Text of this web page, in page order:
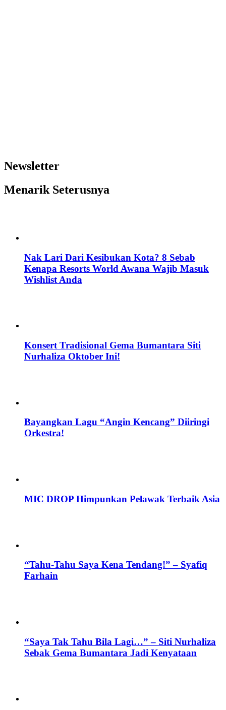
Newsletter
Menarik Seterusnya
Nak Lari Dari Kesibukan Kota? 8 Sebab
Kenapa Resorts World Awana Wajib Masuk
Wishlist Anda
Konsert Tradisional Gema Bumantara Siti
Nurhaliza Oktober Ini!
Bayangkan Lagu “Angin Kencang” Diiringi
Orkestra!
MIC DROP Himpunkan Pelawak Terbaik Asia
“Tahu-Tahu Saya Kena Tendang!” – Syafiq
Farhain
“Saya Tak Tahu Bila Lagi…” – Siti Nurhaliza
Sebak Gema Bumantara Jadi Kenyataan